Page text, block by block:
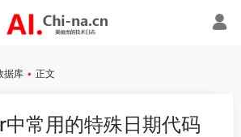
据库 • 正文
常用的特殊日期代码